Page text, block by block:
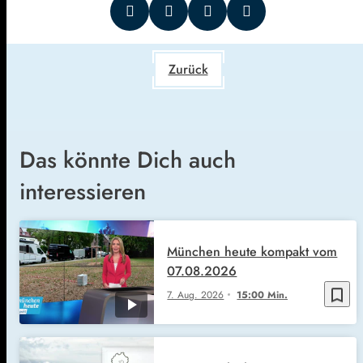
Zurück
Das könnte Dich auch
interessieren
bookmark_border
7. Aug. 2026 15:00 Min.
München heute kompakt vom
07.08.2026